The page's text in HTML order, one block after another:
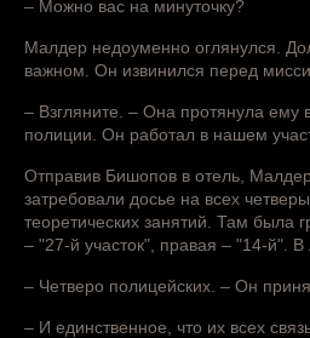
– Можно вас на минуточку?
Малдер недоуменно оглянулся.
важном. Он извинился перед
– Взгляните. – Она протянула ему
полиции. Он работал в нашем
Отправив Бишопов в отель,
затребовали досье на всех
теоретических занятий. Там была
– "27-й участок", правая – "14-й".
– Четверо полицейских. – Он
– И единственное, что их всех